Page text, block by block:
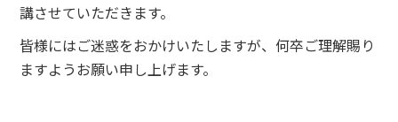
講させていただきます。
皆様にはご迷惑をおかけいたしますが、何卒ご理解賜り
ますようお願い申し上げます。